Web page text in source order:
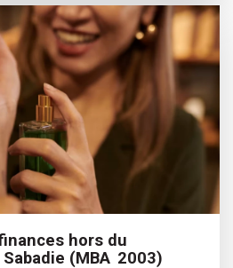
hors du
(MBA 2003)